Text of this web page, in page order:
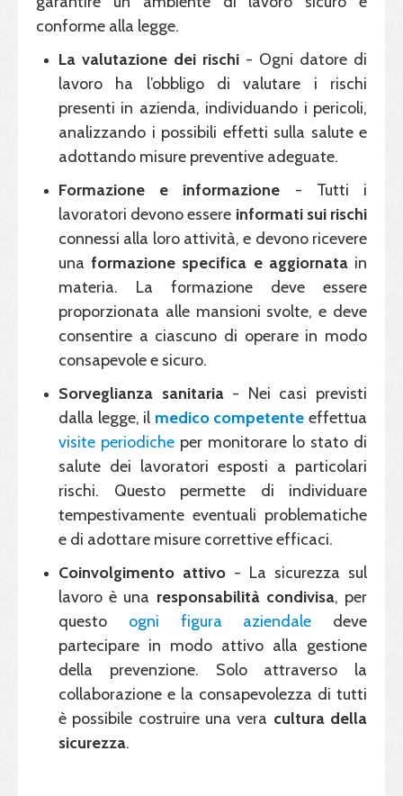
conforme alla legge.
La valutazione dei rischi - Ogni datore di
lavoro ha l’obbligo di valutare i rischi
presenti in azienda, individuando i pericoli,
analizzando i possibili effetti sulla salute e
adottando misure preventive adeguate.
Formazione e informazione - Tutti i
lavoratori devono essere informati sui rischi
connessi alla loro attività, e devono ricevere
unaformazione specifica e aggiornatain
materia. La formazione deve essere
proporzionata alle mansioni svolte, e deve
consentire a ciascuno di operare in modo
consapevole e sicuro.
Sorveglianza sanitaria- Nei casi previsti
dalla legge, il medico competente effettua
visite periodiche per monitorare lo stato di
salute dei lavoratori esposti a particolari
rischi. Questo permette di individuare
tempestivamente eventuali problematiche
e di adottare misure correttive efficaci.
Coinvolgimento attivo - La sicurezza sul
lavoro è una responsabilità condivisa, per
questo ogni figura aziendale deve
partecipare in modo attivo alla gestione
della prevenzione. Solo attraverso la
collaborazione e la consapevolezza di tutti
è possibile costruire una vera cultura della
sicurezza.